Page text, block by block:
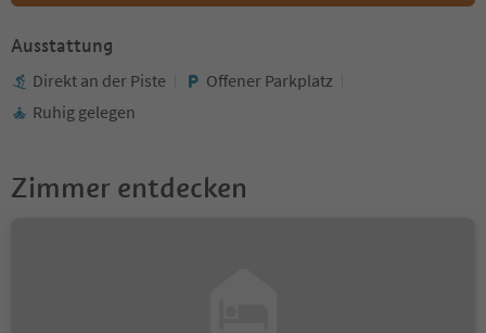
Ausstattung
Direkt an der Piste
Offener Parkplatz
Ruhig gelegen
Zimmer entdecken